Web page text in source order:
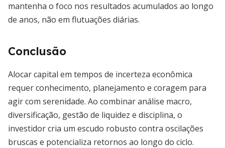
mantenha o foco nos resultados acumulados ao longo
de anos, não em flutuações diárias.
Conclusão
Alocar capital em tempos de incerteza econômica
requer conhecimento, planejamento e coragem para
agir com serenidade. Ao combinar análise macro,
diversificação, gestão de liquidez e disciplina, o
investidor cria um escudo robusto contra oscilações
bruscas e potencializa retornos ao longo do ciclo.